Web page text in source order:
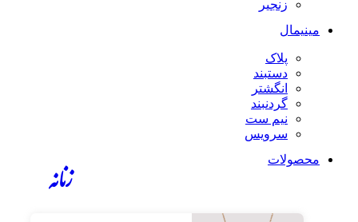
زنجیر
مینیمال
پلاک
دستبند
انگشتر
گردنبند
نیم ست
سرویس
محصولات
زنانه